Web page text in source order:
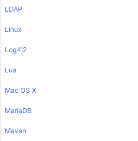
LDAP
Linux
Log4j2
Lua
Mac OS X
MariaDB
Maven